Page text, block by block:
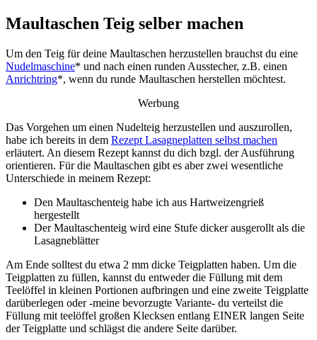
Maultaschen Teig selber machen
Um den Teig für deine Maultaschen herzustellen brauchst du eine
Nudelmaschine* und nach einen runden Ausstecher, z.B. einen
Anrichtring*, wenn du runde Maultaschen herstellen möchtest.
Werbung
Das Vorgehen um einen Nudelteig herzustellen und auszurollen,
habe ich bereits in dem Rezept Lasagneplatten selbst machen
erläutert. An diesem Rezept kannst du dich bzgl. der Ausführung
orientieren. Für die Maultaschen gibt es aber zwei wesentliche
Unterschiede in meinem Rezept:
Den Maultaschenteig habe ich aus Hartweizengrieß
hergestellt
Der Maultaschenteig wird eine Stufe dicker ausgerollt als die
Lasagneblätter
Am Ende solltest du etwa 2 mm dicke Teigplatten haben. Um die
Teigplatten zu füllen, kannst du entweder die Füllung mit dem
Teelöffel in kleinen Portionen aufbringen und eine zweite Teigplatte
darüberlegen oder -meine bevorzugte Variante- du verteilst die
Füllung mit teelöffel großen Klecksen entlang EINER langen Seite
der Teigplatte und schlägst die andere Seite darüber.